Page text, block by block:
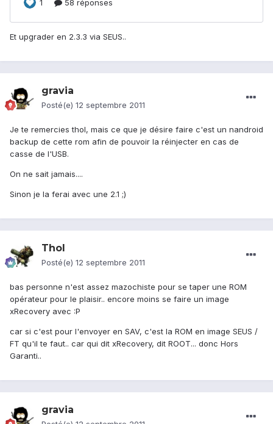
Et upgrader en 2.3.3 via SEUS..
gravia
Posté(e) 12 septembre 2011
Je te remercies thol, mais ce que je désire faire c'est un nandroid
backup de cette rom afin de pouvoir la réinjecter en cas de
casse de l'USB.
On ne sait jamais....
Sinon je la ferai avec une 2.1 ;)
Thol
Posté(e) 12 septembre 2011
bas personne n'est assez mazochiste pour se taper une ROM
opérateur pour le plaisir.. encore moins se faire un image
xRecovery avec :P
car si c'est pour l'envoyer en SAV, c'est la ROM en image SEUS /
FT qu'il te faut.. car qui dit xRecovery, dit ROOT... donc Hors
Garanti..
gravia